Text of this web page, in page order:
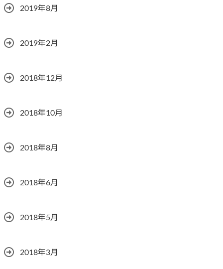
2019年8月
2019年2月
2018年12月
2018年10月
2018年8月
2018年6月
2018年5月
2018年3月